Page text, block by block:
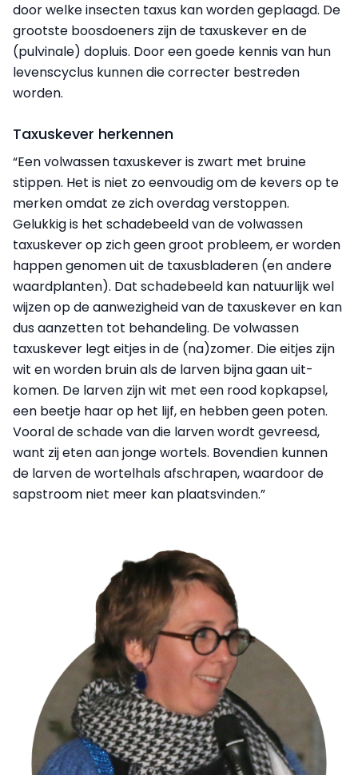
door welke insecten taxus kan worden geplaagd. De
grootste boosdoeners zijn de taxuskever en de
(pulvinale) dopluis. Door een goede kennis van hun
levenscyclus kunnen die correcter bestreden
worden.
Taxuskever herkennen
“Een volwassen taxuskever is zwart met bruine
stippen. Het is niet zo eenvoudig om de kevers op te
merken omdat ze zich overdag verstoppen.
Gelukkig is het schadebeeld van de volwassen
taxuskever op zich geen groot probleem, er worden
happen genomen uit de taxusbladeren (en andere
waardplanten). Dat schadebeeld kan natuurlijk wel
wijzen op de aanwezigheid van de taxuskever en kan
dus aanzetten tot behandeling. De volwassen
taxuskever legt eitjes in de (na)zomer. Die eitjes zijn
wit en worden bruin als de larven bijna gaan uit­
komen. De larven zijn wit met een rood kopkapsel,
een beetje haar op het lijf, en hebben geen poten.
Vooral de schade van die larven wordt ge­vreesd,
want zij eten aan jonge wortels. Bovendien kunnen
de larven de wortelhals af­schrapen, waardoor de
sapstroom niet meer kan plaatsvinden.”